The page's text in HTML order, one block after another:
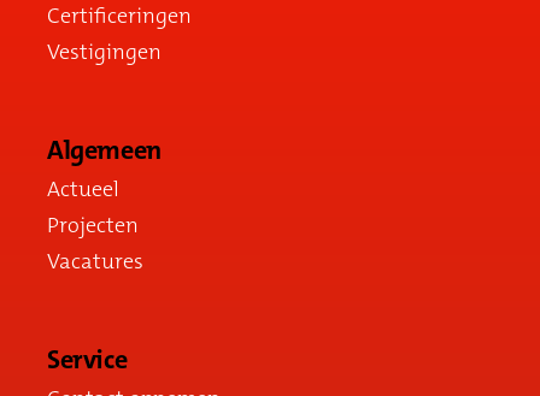
Certificeringen
Vestigingen
Algemeen
Actueel
Projecten
Vacatures
Service